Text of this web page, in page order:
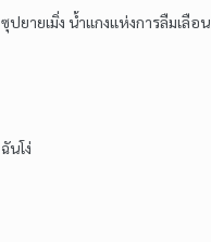
ซุปยายเมิ่ง น้ำแกงแห่งการลืมเลือน
ฉันโง่